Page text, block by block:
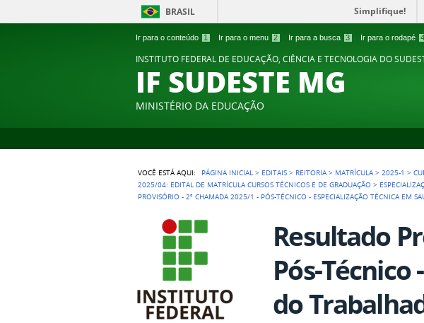
Ir para o conteúdo 1 Ir para o menu 2 Ir para a busca 3 Ir para o rodapé 4
BRASIL Simplifique!
INSTITUTO FEDERAL DE EDUCAÇÃO, CIÊNCIA E TECNOLOGIA DO
IF SUDESTE MG
MINISTÉRIO DA EDUCAÇÃO
VOCÊ ESTÁ AQUI: PÁGINA INICIAL > EDITAIS > REITORIA > MATRÍCULA >2025-1 >
2025/04: EDITAL DE MATRÍCULA CURSOS TÉCNICOS E DE GRADUAÇÃO >
PROVISÓRIO - 2ª CHAMADA 2025/1 - PÓS-TÉCNICO - ESPECIALIZAÇÃO TÉCNICA EM
Resultado
Pós-Técnico
do